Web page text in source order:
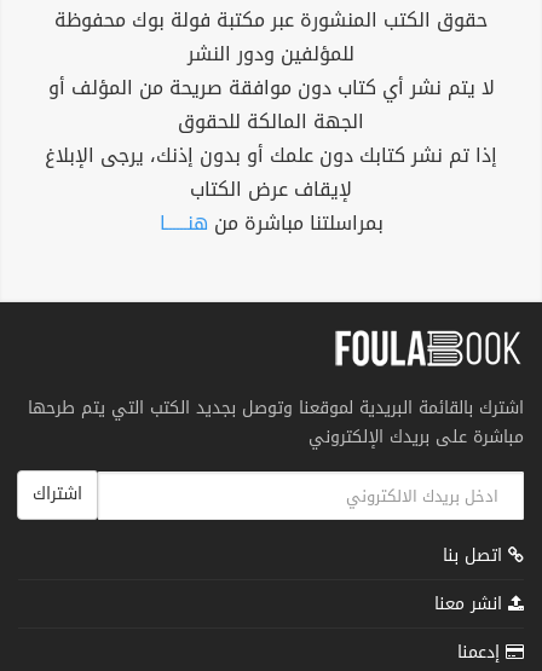
حقوق الكتب المنشورة عبر مكتبة فولة بوك محفوظة
للمؤلفين ودور النشر
لا يتم نشر أي كتاب دون موافقة صريحة من المؤلف أو
الجهة المالكة للحقوق
إذا تم نشر كتابك دون علمك أو بدون إذنك، يرجى الإبلاغ
لإيقاف عرض الكتاب
بمراسلتنا مباشرة من هنــــــا
اشترك بالقائمة البريدية لموقعنا وتوصل بجديد الكتب التي يتم طرحها
مباشرة على بريدك الإلكتروني
اشتراك
اتصل بنا
انشر معنا
إدعمنا